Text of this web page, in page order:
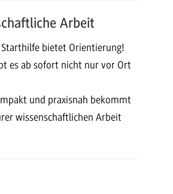
Arbeit
bietet Orientierung!
es ab sofort nicht nur vor Ort
und praxisnah bekommt
wissenschaftlichen Arbeit